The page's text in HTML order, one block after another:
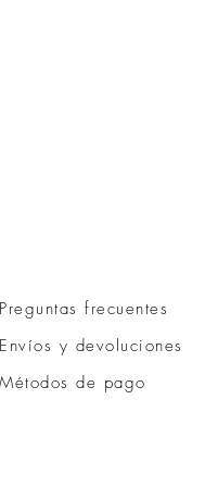
Preguntas frecuentes
Envíos y devoluciones
Métodos de pago